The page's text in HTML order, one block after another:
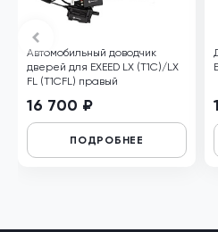
Автомобильный доводчик
дверей для EXEED LX (T1C)/LX
FL (T1CFL) правый
16 700 ₽
ПОДРОБНЕЕ